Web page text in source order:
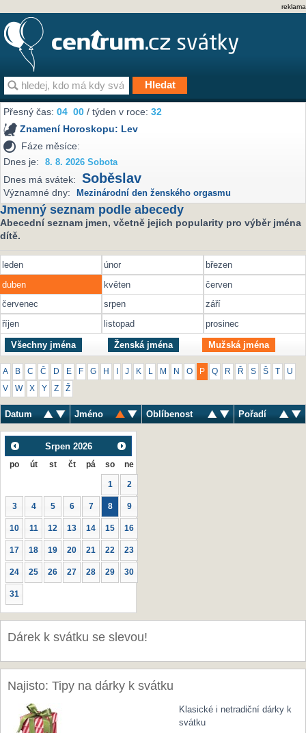
reklama
Přesný čas:04 00 / týden v roce:32
Znamení Horoskopu: Lev
Fáze měsíce:
Dnes je:
8. 8. 2026 Sobota
Dnes má svátek: Soběslav
Významné dny: Mezinárodní den ženského orgasmu
Jmenný seznam podle abecedy
Abecední seznam jmen, včetně jejich popularity pro výběr jména
dítě.
leden únor
březen
duben
květen
červen
červenec
srpen
září
říjen
listopad prosinec
Všechny jména Ženská jména Mužská jména
A B C Č D E F G H J K M N O P Q R Ř S Š U
V W X Y Z Ž
Datum Jméno Oblíbenost Pořadí
Srpen 2026
po út st čt pá so ne
1 2
3 4 5 6 7 8 9
10 11 12 13 14 15 16
17 18 19 20 21 22 23
24 25 26 27 28 29 30
31
Dárek k svátku se slevou!
Najisto: Tipy na dárky k svátku
Klasické i netradiční dárky k
svátku